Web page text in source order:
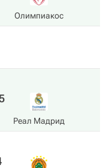
Олимпиакос
Реал Мадрид